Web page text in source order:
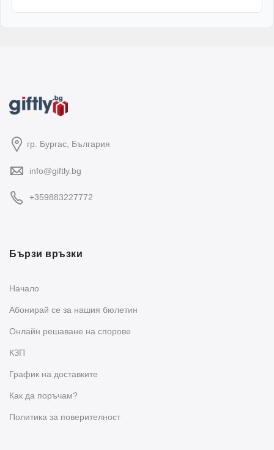
гр. Бургас, България
info@giftly.bg
+359883227772
Бързи връзки
Начало
Абонирай се за нашия бюлетин
Oнлайн решаване на спорове
КЗП
График на доставките
Как да поръчам?
Политика за поверителност